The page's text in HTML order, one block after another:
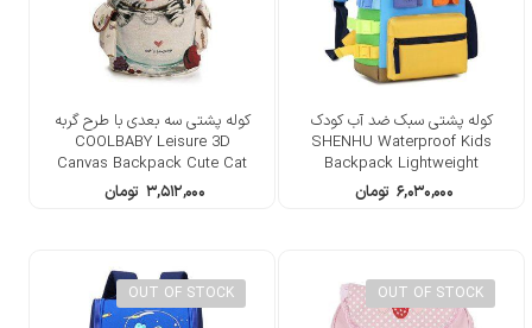
کوله پشتی سبک ضد آب کودک
SHENHU Waterproof Kids
Backpack Lightweight
۶,۰۳۰,۰۰۰ تومان
کوله پشتی سه بعدی با طرح گربه
COOLBABY Leisure 3D
Canvas Backpack Cute Cat
۳,۵۱۲,۰۰۰ تومان
OUT OF STOCK
OUT OF STOCK